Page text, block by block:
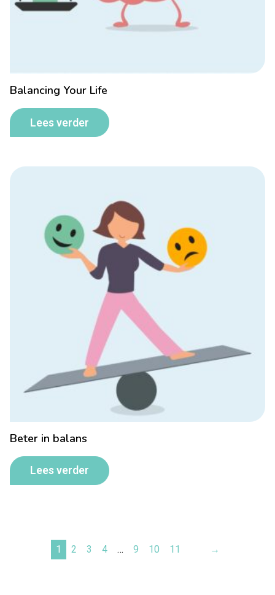
Balancing Your Life
Lees verder
Beter in balans
Lees verder
1 2 3 4 … 9 10 11 →